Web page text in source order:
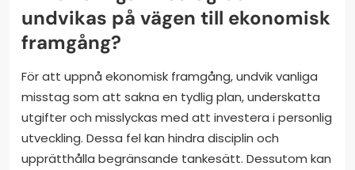
undvikas på vägen till ekonomisk
framgång?
För att uppnå ekonomisk framgång, undvik vanliga
misstag som att sakna en tydlig plan, underskatta
utgifter och misslyckas med att investera i personlig
utveckling. Dessa fel kan hindra disciplin och
upprätthålla begränsande tankesätt. Dessutom kan